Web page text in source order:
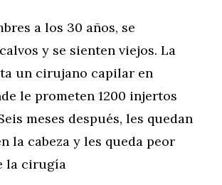
a los 30 años, se
y se sienten viejos. La
un cirujano capilar en
le prometen 1200 injertos
meses después, les quedan
la cabeza y les queda peor
la cirugía